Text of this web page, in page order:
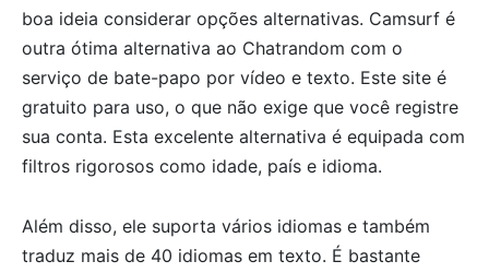
boa ideia considerar opções alternativas. Camsurf é
outra ótima alternativa ao Chatrandom com o
serviço de bate-papo por vídeo e texto. Este site é
gratuito para uso, o que não exige que você registre
sua conta. Esta excelente alternativa é equipada com
filtros rigorosos como idade, país e idioma.
Além disso, ele suporta vários idiomas e também
traduz mais de 40 idiomas em texto. É bastante